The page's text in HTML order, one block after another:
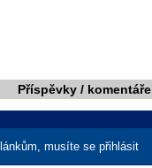
Příspěvky / komentáře
musíte se přihlásit